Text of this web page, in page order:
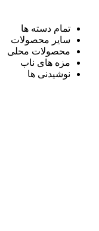
تمام دسته ها
سایر محصولات
محصولات محلی
مزه های ناب
نوشیدنی ها